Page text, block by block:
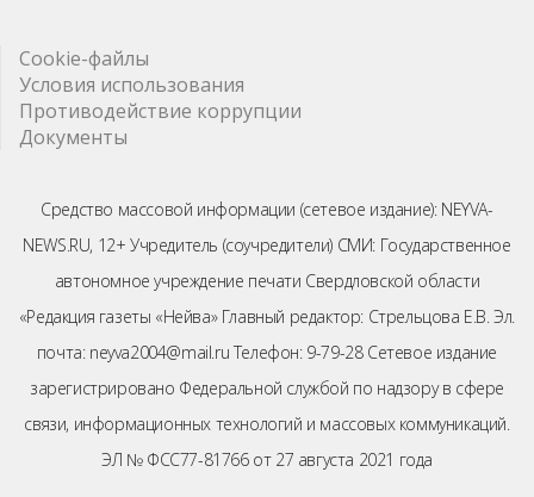
Cookie-файлы
Условия использования
Противодействие коррупции
Документы
Средство массовой информации (сетевое издание): NEYVA-
NEWS.RU, 12+ Учредитель (соучредители) СМИ: Государственное
автономное учреждение печати Свердловской области
«Редакция газеты «Нейва» Главный редактор: Стрельцова Е.В. Эл.
почта: neyva2004@mail.ru Телефон: 9-79-28 Сетевое издание
зарегистрировано Федеральной службой по надзору в сфере
связи, информационных технологий и массовых коммуникаций.
ЭЛ № ФСС77-81766 от 27 августа 2021 года